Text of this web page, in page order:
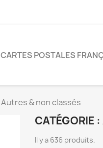
CARTES POSTALES
Autres & non classés
CATÉGORIE
Il y a 636 produits.